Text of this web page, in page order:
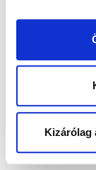
Kizárólag